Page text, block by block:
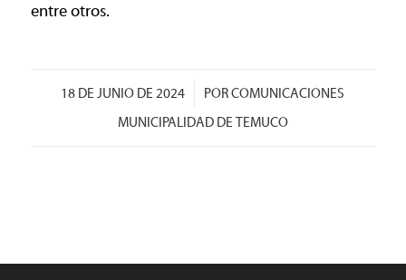
entre otros.
18 DE JUNIO DE 2024
/ PORCOMUNICACIONES
MUNICIPALIDAD DE TEMUCO